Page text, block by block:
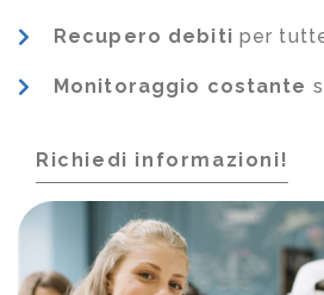
Recupero debiti per
Monitoraggio costante
Richiedi informazioni!